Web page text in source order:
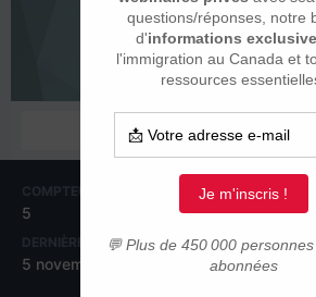
tiargwez
Membres
COMPTEUR DE CONTENUS
5 14 février
DERNIÈRE VISITE
5 novembre 2015